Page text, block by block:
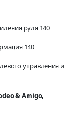
руля 140
140
управления и
& Amigo,